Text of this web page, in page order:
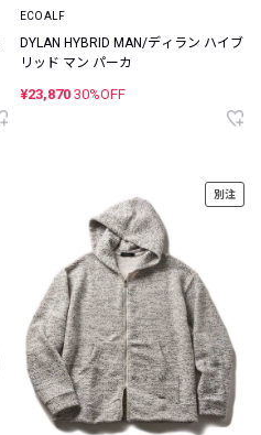
ECOALF
DYLAN HYBRID MAN/ディラン ハイブ
リッド マン パーカ
¥23,870 30%OFF
別注